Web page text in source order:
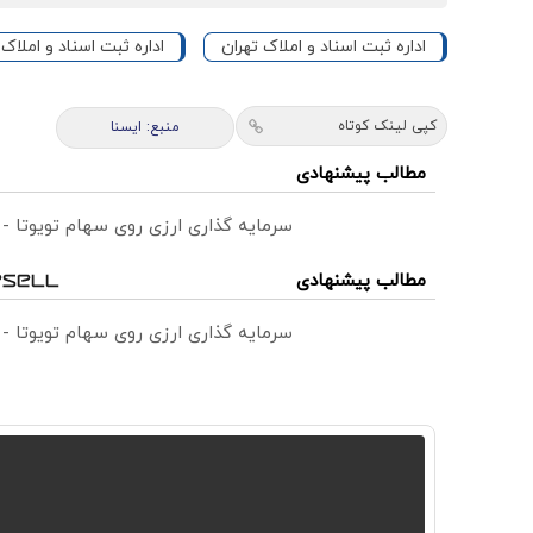
اداره ثبت اسناد و املاک تهران اداره ثبت اسناد و
کپی لینک کوتاه منبع: ایسنا
مطالب پیشنهادی
سرمایه گذاری ارزی روی سهام
مطالب پیشنهادی
سرمایه گذاری ارزی روی سهام